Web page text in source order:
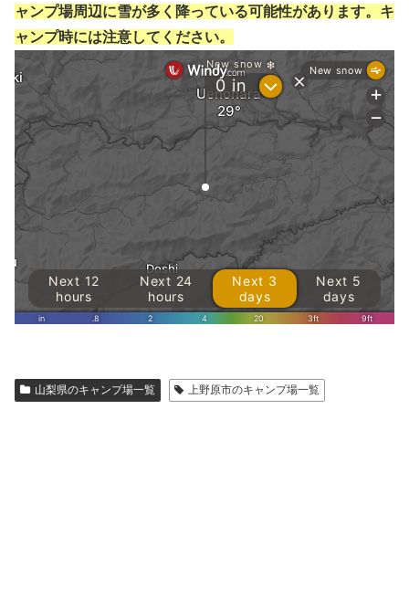
ャンプ場周辺に雪が多く降っている可能性があります。キ
ャンプ時には注意してください。
山梨県のキャンプ場一覧 上野原市のキャンプ場一覧